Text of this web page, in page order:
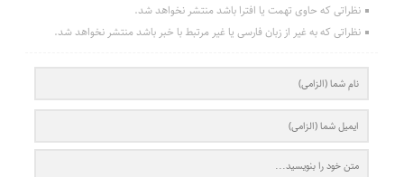
نظراتی که حاوی تهمت یا افترا باشد منتشر نخواهد شد.
نظراتی که به غیر از زبان فارسی یا غیر مرتبط با خبر باشد منتشر نخواهد شد.